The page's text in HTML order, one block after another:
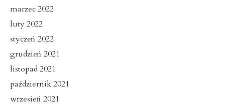
marzec 2022
luty 2022
styczeń 2022
grudzień 2021
listopad 2021
październik 2021
wrzesień 2021